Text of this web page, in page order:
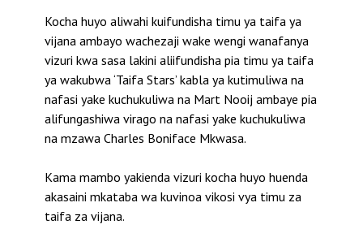
Kocha huyo aliwahi kuifundisha timu ya taifa ya
vijana ambayo wachezaji wake wengi wanafanya
vizuri kwa sasa lakini aliifundisha pia timu ya taifa
ya wakubwa ‘Taifa Stars’ kabla ya kutimuliwa na
nafasi yake kuchukuliwa na Mart Nooij ambaye pia
alifungashiwa virago na nafasi yake kuchukuliwa
na mzawa Charles Boniface Mkwasa.
Kama mambo yakienda vizuri kocha huyo huenda
akasaini mkataba wa kuvinoa vikosi vya timu za
taifa za vijana.